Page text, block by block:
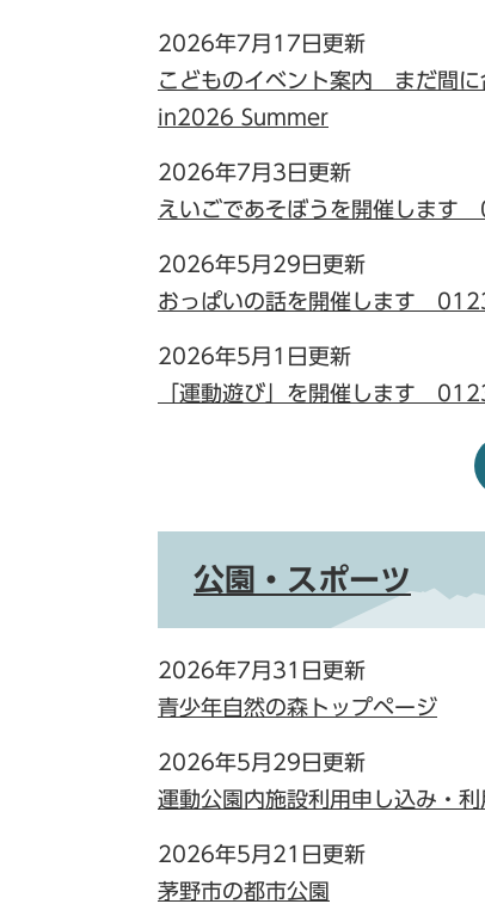
2026年7月17日更新
こどものイベント案内 まだ間に
in2026 Summer
2026年7月3日更新
えいごであそぼうを開催します
2026年5月29日更新
おっぱいの話を開催します
2026年5月1日更新
「運動遊び」を開催します
公園・スポーツ
2026年7月31日更新
青少年自然の森トップページ
2026年5月29日更新
運動公園内施設利用申し込み・
2026年5月21日更新
茅野市の都市公園